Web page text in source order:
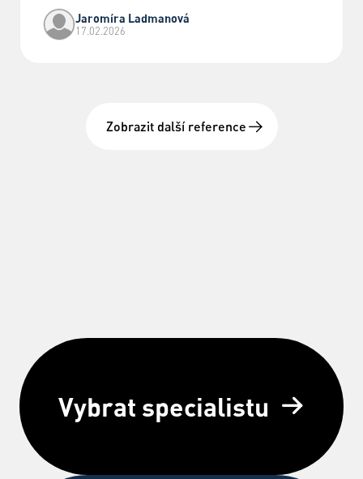
Jaromíra Ladmanová
17.02.2026
Zobrazit další reference
Vybrat specialistu